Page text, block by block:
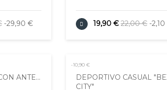
-29,90 € 19,90 € 22,00 € -
ANTE...
-10,90 €
DEPORTIVO CASUAL
CITY"